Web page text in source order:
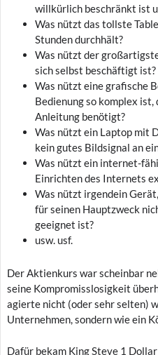
willkürlich beschränkt ist
Was nützt das tollste
Stunden durchhält?
Was nützt der
sich selbst beschäftigt ist?
Was nützt eine grafische
Bedienung so komplex
Anleitung benötigt?
Was nützt ein Laptop mit
kein gutes Bildsignal an
Was nützt ein internet-
Einrichten des Internets
Was nützt irgendein
für seinen Hauptzweck
geeignet ist?
usw. usf.
Der Aktienkurs war scheinbar
seine Kompromisslosigkeit
agierte nicht (oder sehr selten)
Unternehmen, sondern wie ein
Dafür bekam King Steve 1